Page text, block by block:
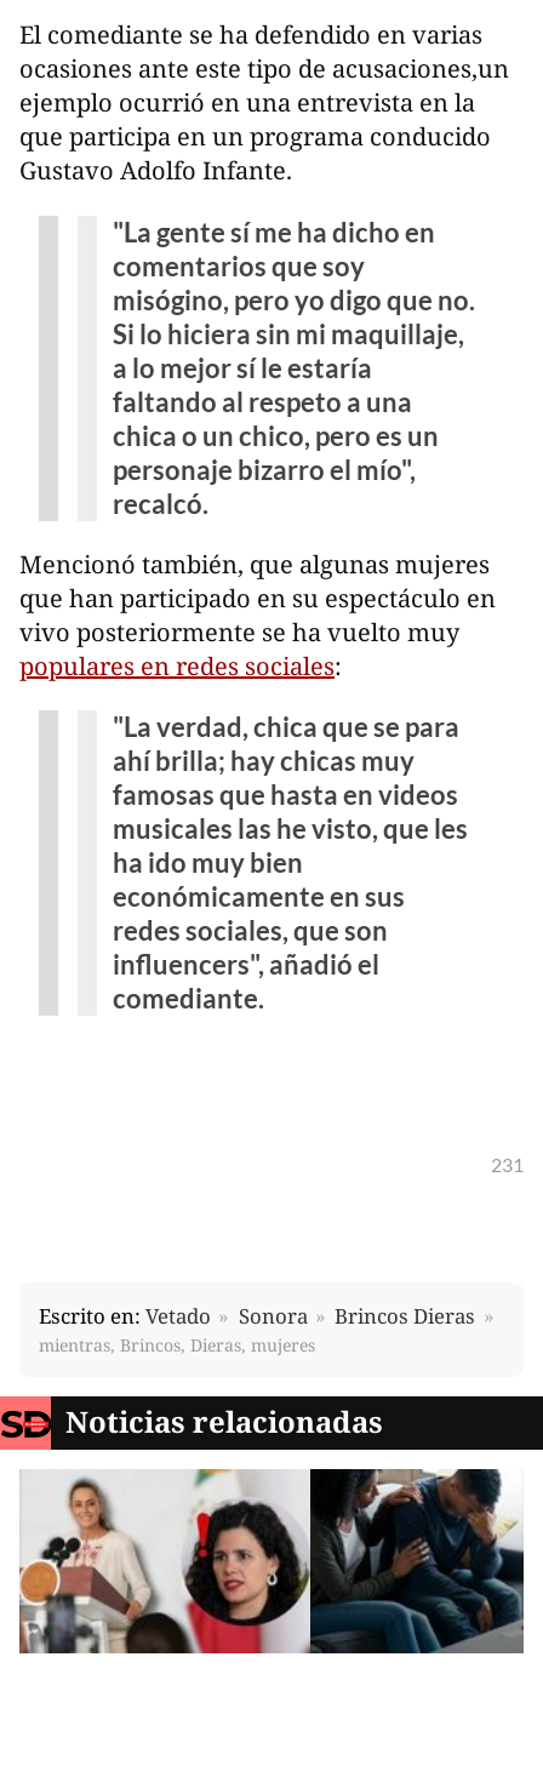
El comediante se ha defendido en varias
ocasiones ante este tipo de acusaciones,un
ejemplo ocurrió en una entrevista en la
que participa en un programa conducido
Gustavo Adolfo Infante.
"La gente sí me ha dicho en
comentarios que soy
misógino, pero yo digo que no.
Si lo hiciera sin mi maquillaje,
a lo mejor sí le estaría
faltando al respeto a una
chica o un chico, pero es un
personaje bizarro el mío",
recalcó.
Mencionó también, que algunas mujeres
que han participado en su espectáculo en
vivo posteriormente se ha vuelto muy
populares en redes sociales:
"La verdad, chica que se para
ahí brilla; hay chicas muy
famosas que hasta en videos
musicales las he visto, que les
ha ido muy bien
económicamente en sus
redes sociales, que son
influencers", añadió el
comediante.
231
Escrito en: Vetado Sonora Brincos Dieras
mientras, Brincos, Dieras, mujeres
Noticias relacionadas